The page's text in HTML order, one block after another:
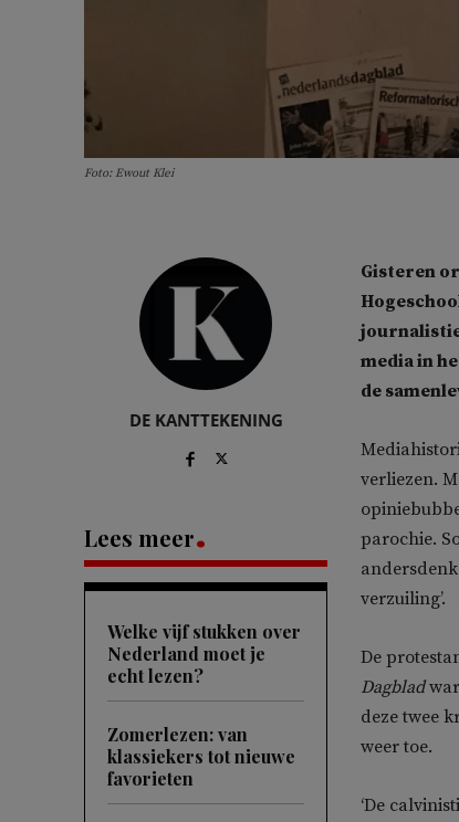
Foto: Ewout Klei
DE KANTTEKENING
Lees meer
Welke vijf stukken over
Nederland moet je
echt lezen?
Zomerlezen: van
klassiekers tot nieuwe
favorieten
Gisteren
media in
de
verliezen.
parochie.
verzuiling’.
De
Dagblad
deze twee
weer toe.
‘De